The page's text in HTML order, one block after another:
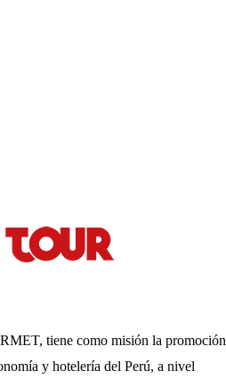
tiene como misión la promoción
y hotelería del Perú, a nivel